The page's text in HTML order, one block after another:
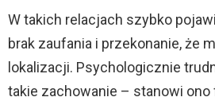
W takich relacjach szybko
brak zaufania i przekonanie, że
lokalizacji. Psychologicznie
takie zachowanie – stanowi